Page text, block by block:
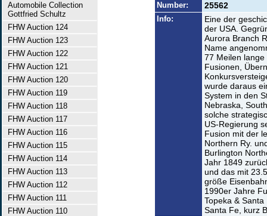
Automobile Collection
Gottfried Schultz
FHW Auction 124
FHW Auction 123
FHW Auction 122
FHW Auction 121
FHW Auction 120
FHW Auction 119
FHW Auction 118
FHW Auction 117
FHW Auction 116
FHW Auction 115
FHW Auction 114
FHW Auction 113
FHW Auction 112
FHW Auction 111
FHW Auction 110
Number: 25562
Info:
Eine der
der USA.
Aurora Branch
Name
77 Meilen
Fusionen,
wurde daraus
System in den
Nebraska,
solche
US-Regierung
Fusion mit der
Northern Ry.
Burlington
Jahr 1849
und das mit
größe
1990er Jahre
Topeka &
Santa Fe, kurz